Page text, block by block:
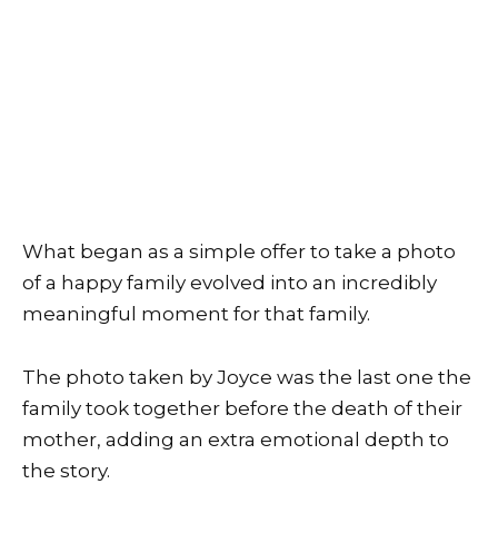
What began as a simple offer to take a photo
of a happy family evolved into an incredibly
meaningful moment for that family.
The photo taken by Joyce was the last one the
family took together before the death of their
mother, adding an extra emotional depth to
the story.